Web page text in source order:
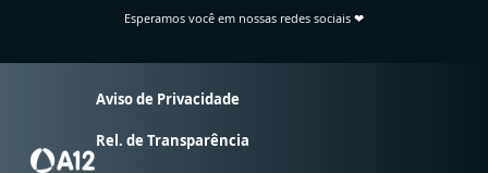
Esperamos você em nossas redes sociais ❤
Aviso de Privacidade
Rel. de Transparência